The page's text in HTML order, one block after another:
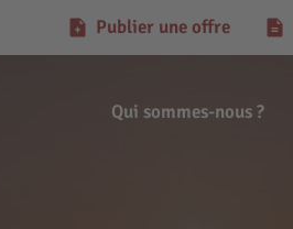
Qui sommes-nous ?
Publier une offre